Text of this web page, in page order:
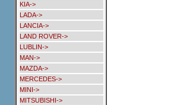
KIA->
LADA->
LANCIA->
LAND ROVER->
LUBLIN->
MAN->
MAZDA->
MERCEDES->
MINI->
MITSUBISHI->